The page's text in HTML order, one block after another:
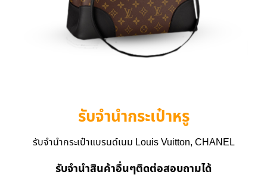
รับจำนำกระเป๋าหรู
รับจำนำกระเป๋าแบรนด์เนม Louis Vuitton, CHANEL
รับจำนำสินค้าอื่นๆติดต่อสอบถามได้